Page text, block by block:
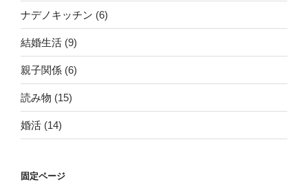
ナデノキッチン (6)
結婚生活 (9)
親子関係 (6)
読み物 (15)
婚活 (14)
固定ページ